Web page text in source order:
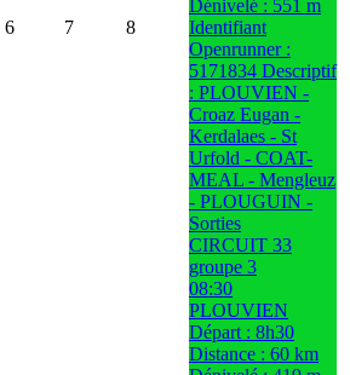
6 7 8
Dénivelé : 551 m
Identifiant
Openrunner :
5171834 Descriptif
: PLOUVIEN -
Croaz Eugan -
Kerdalaes - St
Urfold - COAT-
MEAL - Mengleuz
- PLOUGUIN -
Sorties
CIRCUIT 33
groupe 3
08:30
PLOUVIEN
Départ : 8h30
Distance : 60 km